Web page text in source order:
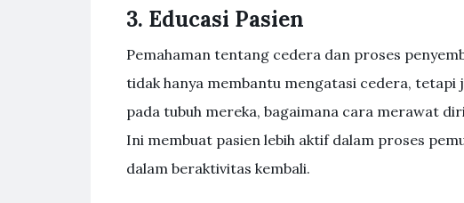
3. Educasi Pasien
Pemahaman tentang cedera dan proses
tidak hanya membantu mengatasi cedera,
pada tubuh mereka, bagaimana cara merawat
Ini membuat pasien lebih aktif dalam proses
dalam beraktivitas kembali.